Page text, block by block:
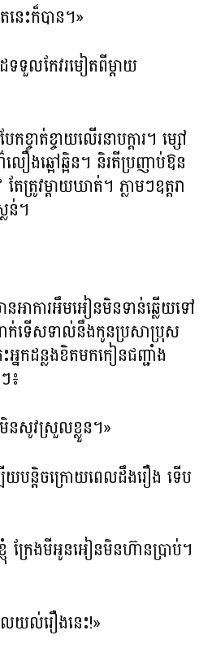
េះក៏បាន។»
ទួលកែវរមៀតពីម្តាយ
កខ្ចាត់ខ្ចាយលើរនាបក្តារ។ ម្សៅ
ងឆ្អៅឆ្អិន។ និរតីប្រញាប់ឱន
រូវម្ដាយឃាត់។ ភ្លាមៗឧត្តរា
ន់។
អាការអឹមអៀនមិនទាន់ឆ្លើយទៅ
ាក់ទើសទាល់នឹងកូនប្រសាប្រុស
នកដន្លងខិតមកកៀនជញ្ជាំង
៖
មិនសូវស្រួលខ្លួន។»
យបន្តិចក្រោយពេលដឹងរឿង ទើប
ក្រែងមីអូនអៀនមិនហ៊ានប្រាប់។
យល់រឿងនេះ!»